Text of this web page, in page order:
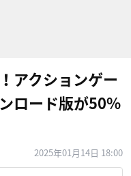
アクションゲー
ロード版が50%
2025年01月14日 18:00